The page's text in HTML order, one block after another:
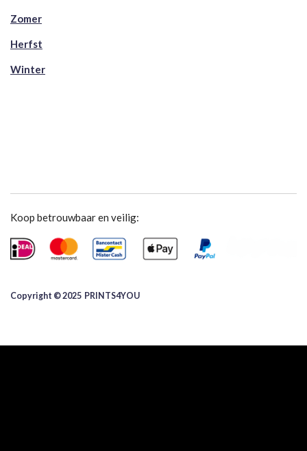
Zomer
Herfst
Winter
Koop betrouwbaar en veilig:
Copyright © 2025 ​PRINTS4YOU